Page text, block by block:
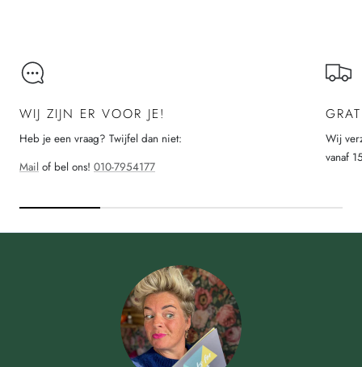
WIJ ZIJN ER VOOR JE!
Heb je een vraag? Twijfel dan niet:
Mail of bel ons! 010-7954177
Wij
vanaf